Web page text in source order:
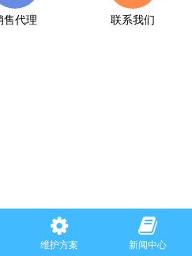
售代理 联系我们
维护方案 新闻中心